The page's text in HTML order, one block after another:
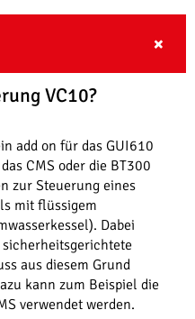
VC10?
add on für das GUI610
CMS oder die BT300
zur Steuerung eines
mit flüssigem
Dabei
aus diesem Grund
kann zum Beispiel die
verwendet werden.